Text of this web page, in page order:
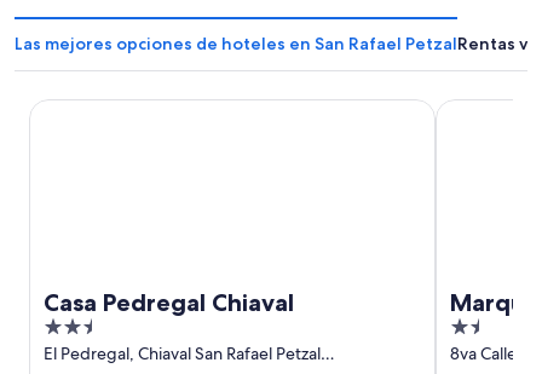
Las mejores opciones de hoteles en San Rafael PetzalRentas
Casa Pedregal Chiaval
2.5
out
El Pedregal, Chiaval San Rafael Petzal
Casa Pedregal Chiaval
1.5
out
8va Calle A